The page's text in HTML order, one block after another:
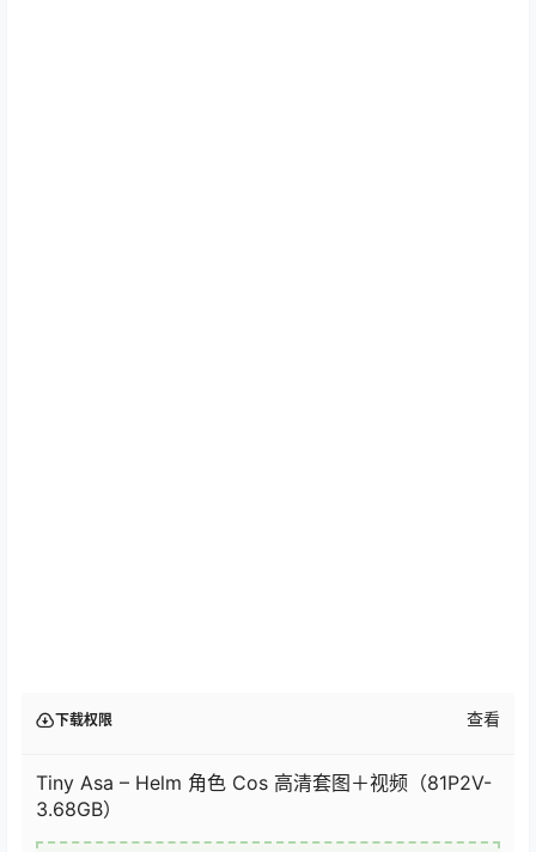
下载权限 查看
Tiny Asa – Helm 角色 Cos 高清套图＋视频（81P2V-
3.68GB）